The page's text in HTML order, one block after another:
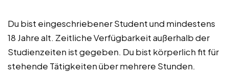
Du bist eingeschriebener Student und mindestens
18 Jahre alt. Zeitliche Verfügbarkeit außerhalb der
Studienzeiten ist gegeben. Du bist körperlich fit für
stehende Tätigkeiten über mehrere Stunden.